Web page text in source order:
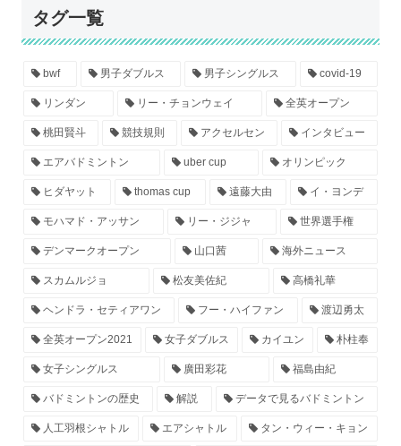
タグ一覧
bwf 男子ダブルス 男子シングルス covid-19
リンダン リー・チョンウェイ 全英オープン
桃田賢斗 競技規則 アクセルセン インタビュー
エアバドミントン uber cup オリンピック
ヒダヤット thomas cup 遠藤大由 イ・ヨンデ
モハマド・アッサン リー・ジジャ 世界選手権
デンマークオープン 山口茜 海外ニュース
スカムルジョ 松友美佐紀 高橋礼華
ヘンドラ・セティアワン フー・ハイファン 渡辺勇太
全英オープン2021 女子ダブルス カイユン 朴柱奉
女子シングルス 廣田彩花 福島由紀
バドミントンの歴史 解説 データで見るバドミントン
人工羽根シャトル エアシャトル タン・ウィー・キョン